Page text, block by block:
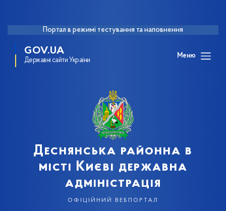
Портал в режимі тестування та наповнення
GOV.UA
Державні сайти України
Меню
Деснянська районна в
місті Києві державна
адміністрація
офіційний вебпортал